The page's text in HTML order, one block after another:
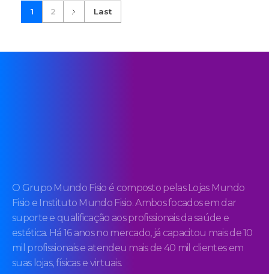
1 2 Last
O Grupo Mundo Fisio é composto pelas Lojas Mundo
Fisio e Instituto Mundo Fisio. Ambos focados em dar
suporte e qualificação aos profissionais da saúde e
estética. Há 16 anos no mercado, já capacitou mais de 10
mil profissionais e atendeu mais de 40 mil clientes em
suas lojas, físicas e virtuais.